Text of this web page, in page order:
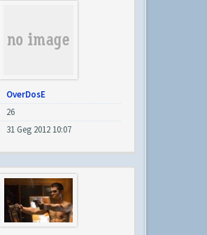
OverDosE
26
31 Geg 2012 10:07